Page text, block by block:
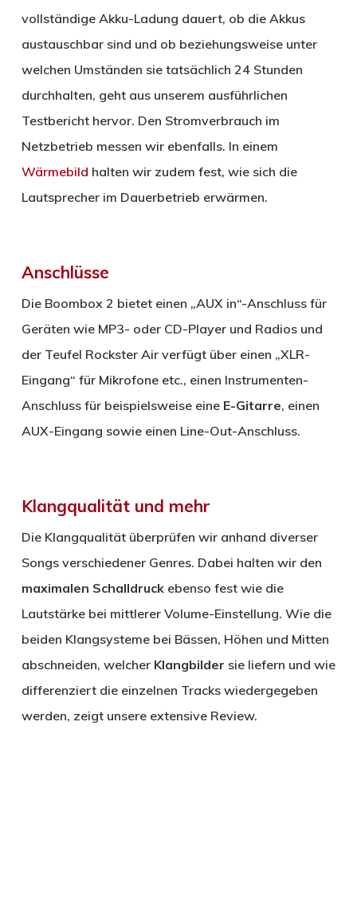
vollständige Akku-Ladung dauert, ob die Akkus
austauschbar sind und ob beziehungsweise unter
welchen Umständen sie tatsächlich 24 Stunden
durchhalten, geht aus unserem ausführlichen
Testbericht hervor. Den Stromverbrauch im
Netzbetrieb messen wir ebenfalls. In einem
Wärmebild halten wir zudem fest, wie sich die
Lautsprecher im Dauerbetrieb erwärmen.
Anschlüsse
Die Boombox 2 bietet einen „AUX in“-Anschluss für
Geräten wie MP3- oder CD-Player und Radios und
der Teufel Rockster Air verfügt über einen „XLR-
Eingang“ für Mikrofone etc., einen Instrumenten-
Anschluss für beispielsweise eine E-Gitarre, einen
AUX-Eingang sowie einen Line-Out-Anschluss.
Klangqualität und mehr
Die Klangqualität überprüfen wir anhand diverser
Songs verschiedener Genres. Dabei halten wir den
maximalen Schalldruckebenso fest wie die
Lautstärke bei mittlerer Volume-Einstellung. Wie die
beiden Klangsysteme bei Bässen, Höhen und Mitten
abschneiden, welcher Klangbilder sie liefern und wie
differenziert die einzelnen Tracks wiedergegeben
werden, zeigt unsere extensive Review.